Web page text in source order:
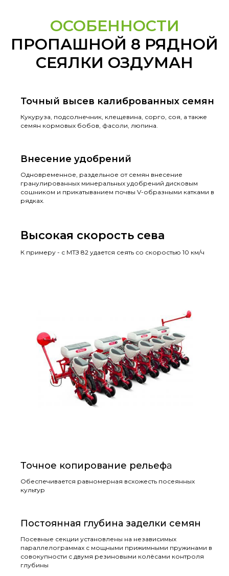
ОСОБЕННОСТИ
ПРОПАШНОЙ 8 РЯДНОЙ
СЕЯЛКИ ОЗДУМАН
Точный высев калиброванных семян
Кукуруза, подсолнечник, клещевина, сорго, соя, а также
семян кормовых бобов, фасоли, люпина.
Внесение удобрений
Одновременное, раздельное от семян внесение
гранулированных минеральных удобрений дисковым
сошником и прикатыванием почвы V-образными катками в
рядках.
Высокая скорость сева
К примеру - с МТЗ 82 удается сеять со скоростью 10 км/ч
Точное копирование рельефа
Обеспечивается равномерная всхожесть посеянных
культур
Постоянная глубина заделки семян
Посевные секции установлены на независимых
параллелограммах с мощными прижимными пружинами в
совокупности с двумя резиновыми колёсами контроля
глубины